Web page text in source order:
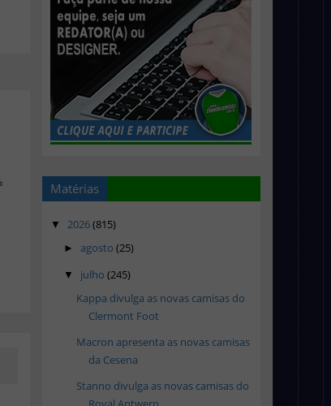
Matérias
▼ 2026(815)
► agosto (25)
▼ julho (245)
Kappa divulga as novas camisas do
Clermont Foot
Macron apresenta as novas camisas
da Cesena
Stanno divulga as novas camisas do